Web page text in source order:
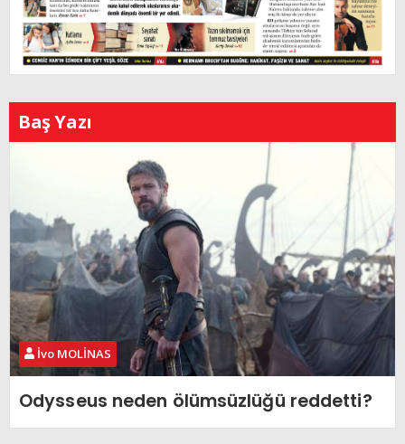
Baş Yazı
İvo MOLİNAS
Odysseus neden ölümsüzlüğü reddetti?